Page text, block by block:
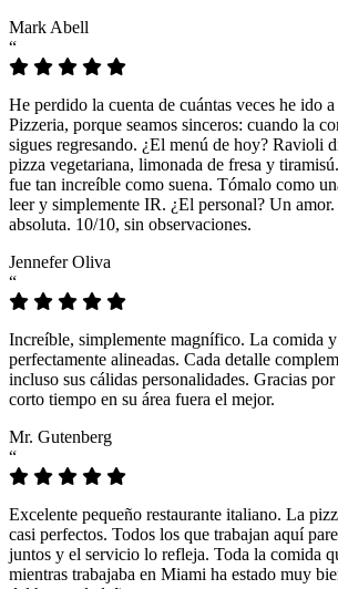
Mark Abell
“
He perdido la cuenta de cuántas veces he ido
Pizzeria, porque seamos sinceros: cuando la
sigues regresando. ¿El menú de hoy? Ravioli
pizza vegetariana, limonada de fresa y
fue tan increíble como suena. Tómalo como
leer y simplemente IR. ¿El personal? Un
absoluta. 10/10, sin observaciones.
Jennefer Oliva
“
Increíble, simplemente magnífico. La comida
perfectamente alineadas. Cada detalle
incluso sus cálidas personalidades. Gracias
corto tiempo en su área fuera el mejor.
Mr. Gutenberg
“
Excelente pequeño restaurante italiano. La
casi perfectos. Todos los que trabajan aquí
juntos y el servicio lo refleja. Toda la comida
mientras trabajaba en Miami ha estado muy